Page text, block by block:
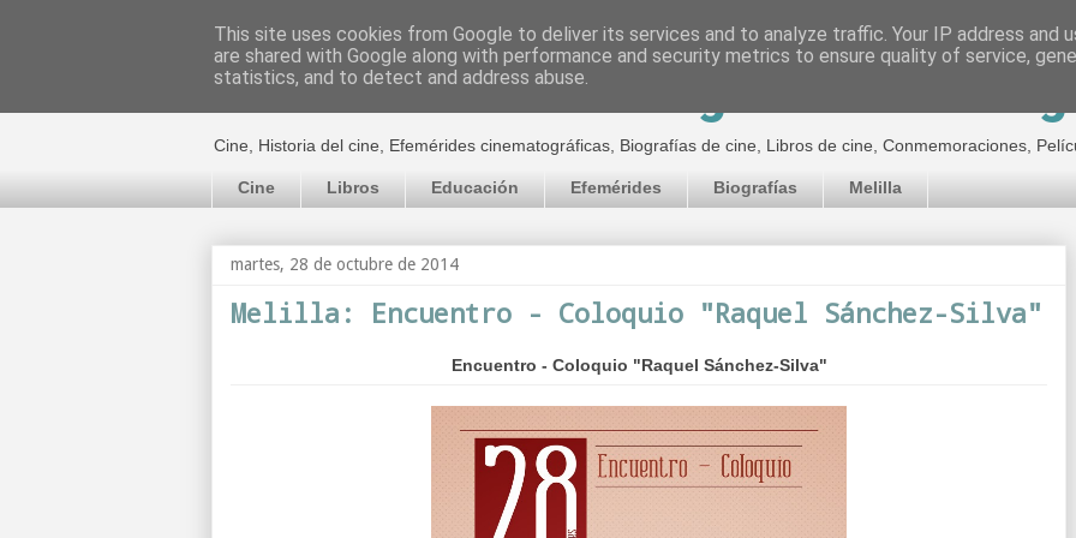
El cultural cinematográfico de Jorge
Cine, Historia del cine, Efemérides cinematográficas, Biografías de cine, Libros de cine, Conmemoraciones,
Cine Libros Educación Efemérides Biografías Melilla
martes, 28 de octubre de 2014
Melilla: Encuentro - Coloquio "Raquel Sánchez-Silva"
Encuentro - Coloquio "Raquel Sánchez-Silva"
This site uses cookies from Google to deliver its services and to analyze traffic. Your IP address and
are shared with Google along with performance and security metrics to ensure quality of service,
statistics, and to detect and address abuse.